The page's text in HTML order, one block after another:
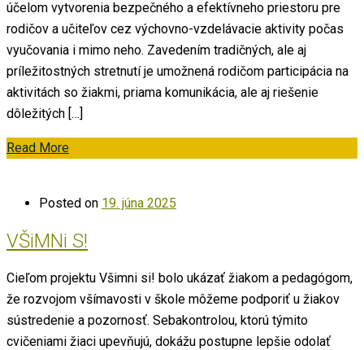
účelom vytvorenia bezpečného a efektívneho priestoru pre
rodičov a učiteľov cez výchovno-vzdelávacie aktivity počas
vyučovania i mimo neho. Zavedením tradičných, ale aj
príležitostných stretnutí je umožnená rodičom participácia na
aktivitách so žiakmi, priama komunikácia, ale aj riešenie
dôležitých […]
Read More
Posted on 19. júna 2025
VŠiMNi S!
Cieľom projektu Všimni si! bolo ukázať žiakom a pedagógom,
že rozvojom všímavosti v škole môžeme podporiť u žiakov
sústredenie a pozornosť. Sebakontrolou, ktorú týmito
cvičeniami žiaci upevňujú, dokážu postupne lepšie odolať